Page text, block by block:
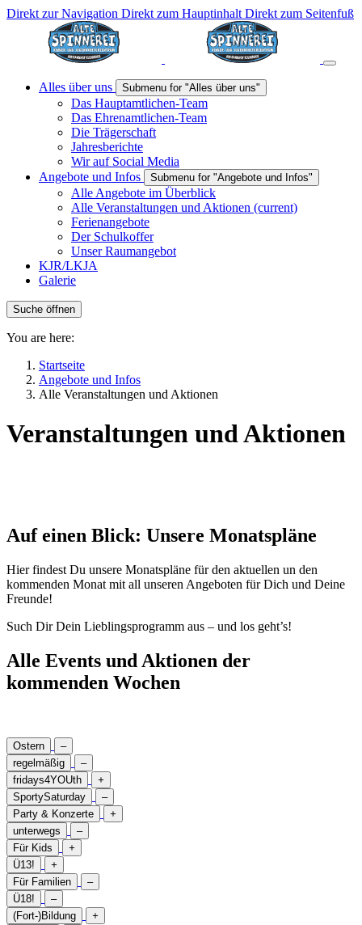
Direkt zur Navigation Direkt zum Hauptinhalt Direkt zum Seitenfuß
Alles über uns Submenu for "Alles über uns"
Das Hauptamtlichen-Team
Das Ehrenamtlichen-Team
Die Trägerschaft
Jahresberichte
Wir auf Social Media
Angebote und Infos
Submenu for "Angebote und Infos"
Alle Angebote im Überblick
Alle Veranstaltungen und Aktionen (current)
Ferienangebote
Der Schulkoffer
Unser Raumangebot
KJR/LKJA
Galerie
Suche öffnen
You are here:
Startseite
Angebote und Infos
Alle Veranstaltungen und Aktionen
Veranstaltungen und Aktionen
Auf einen Blick: Unsere Monatspläne
Hier findest Du unsere Monatspläne für den aktuellen un den
kommenden Monat mit all unseren Angeboten für Dich und Deine
Freunde!
Such Dir Dein Lieblingsprogramm aus – und los geht’s!
Alle Events und Aktionen der
kommenden Wochen
Ostern
–
regelmäßig
–
fridays4YOUth
+
SportySaturday
–
Party & Konzerte
+
unterwegs
–
Für Kids
+
Ü13!
+
Für Familien
–
Ü18!
–
(Fort-)Bildung
+